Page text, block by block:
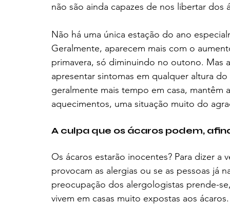
não são ainda capazes de nos libertar dos
Não há uma única estação do ano
Geralmente, aparecem mais com o
primavera, só diminuindo no outono. Mas
apresentar sintomas em qualquer altura
geralmente mais tempo em casa, mantêm
aquecimentos, uma situação muito do
A culpa que os ácaros podem,
Os ácaros estarão inocentes? Para dizer
provocam as alergias ou se as pessoas já
preocupação dos alergologistas prende-
vivem em casas muito expostas aos